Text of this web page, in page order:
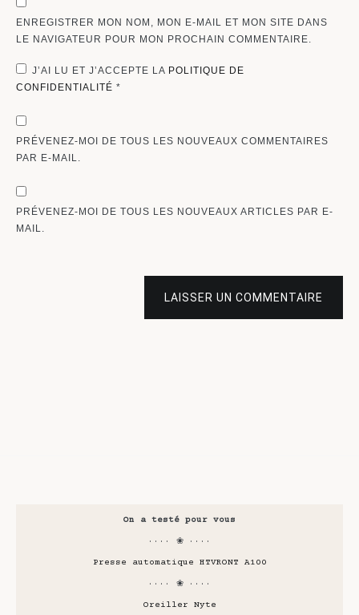
ENREGISTRER MON NOM, MON E-MAIL ET MON SITE DANS
LE NAVIGATEUR POUR MON PROCHAIN COMMENTAIRE.
J’AI LU ET J’ACCEPTE LA POLITIQUE DE
CONFIDENTIALITÉ *
PRÉVENEZ-MOI DE TOUS LES NOUVEAUX COMMENTAIRES
PAR E-MAIL.
PRÉVENEZ-MOI DE TOUS LES NOUVEAUX ARTICLES PAR E-
MAIL.
LAISSER UN COMMENTAIRE
On a testé pour vous
···· ❀ ····
Presse automatique HTVRONT A100
···· ❀ ····
Oreiller Nyte